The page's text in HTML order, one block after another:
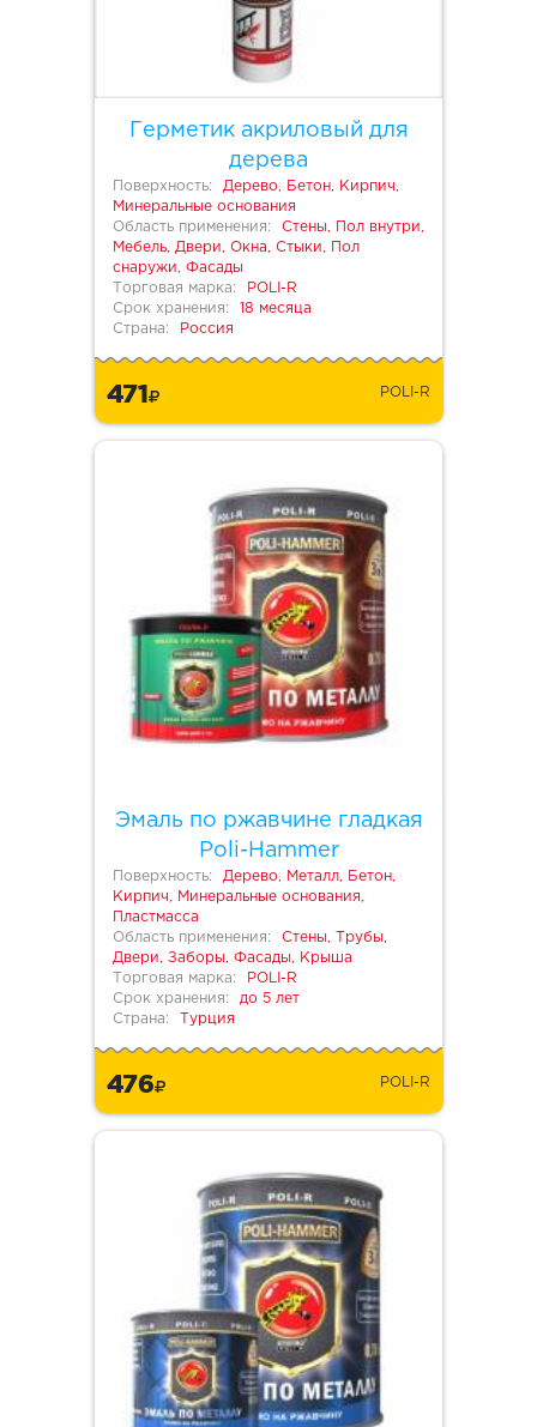
Герметик акриловый для
дерева
Поверхность:
Дерево, Бетон, Кирпич,
Минеральные основания
Область применения:
Стены, Пол внутри,
Мебель, Двери, Окна, Стыки, Пол
снаружи, Фасады
Торговая марка:
POLI-R
Срок хранения:
18 месяца
Страна:
Россия
471 POLI-R
Эмаль по ржавчине гладкая
Poli-Hammer
Поверхность:
Дерево, Металл, Бетон,
Кирпич, Минеральные основания,
Пластмасса
Область применения:
Стены, Трубы,
Двери, Заборы, Фасады, Крыша
Торговая марка:
POLI-R
Срок хранения:
до 5 лет
Страна:
Турция
476 POLI-R